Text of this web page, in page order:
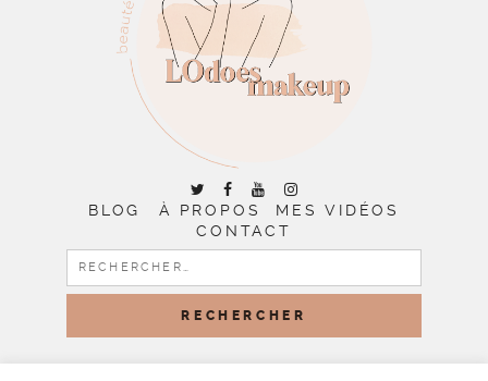
BLOG À PROPOS
MES VIDÉOS
CONTACT
RECHERCHER :